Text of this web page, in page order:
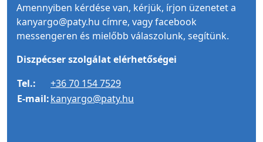
Amennyiben kérdése van, kérjük, írjon üzenetet a
kanyargo@paty.hu címre, vagy facebook
messengeren és mielőbb válaszolunk, segítünk.
Diszpécser szolgálat elérhetőségei
Tel.:
+36 70 154 7529
E-mail:kanyargo@paty.hu